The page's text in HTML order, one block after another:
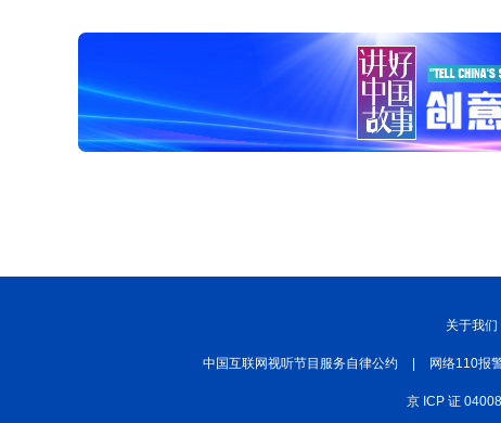
关于我们
中国互联网视听节目服务自律公约 网络110报
京 ICP 证